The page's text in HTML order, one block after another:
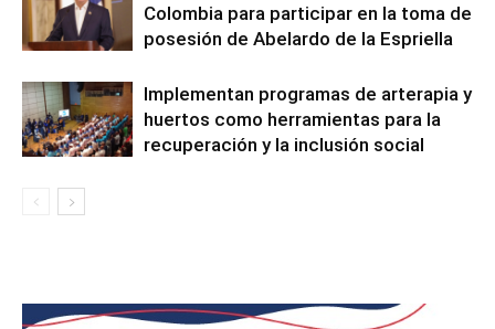
Colombia para participar en la toma de
posesión de Abelardo de la Espriella
Implementan programas de arterapia y
huertos como herramientas para la
recuperación y la inclusión social